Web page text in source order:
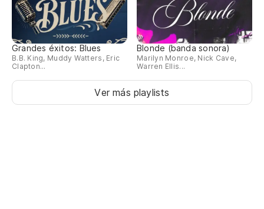
Grandes éxitos: Blues
B.B. King, Muddy Watters, Eric
Clapton...
Blonde (banda sonora)
Marilyn Monroe, Nick Cave,
Warren Ellis...
Ver más playlists